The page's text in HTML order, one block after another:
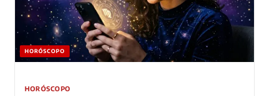
HORÓSCOPO
HORÓSCOPO